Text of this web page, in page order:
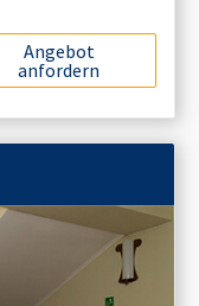
Angebot
anfordern